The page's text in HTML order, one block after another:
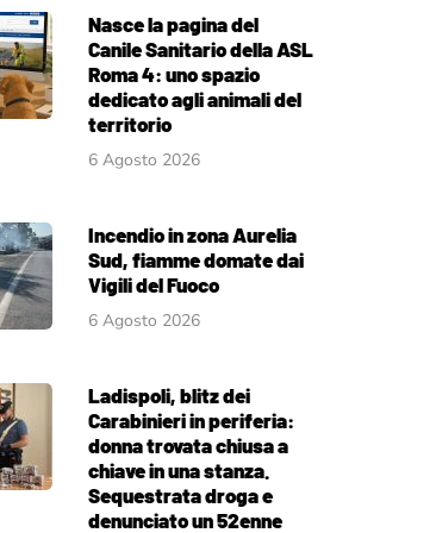
Nasce la pagina del
Canile Sanitario della ASL
Roma 4: uno spazio
dedicato agli animali del
territorio
6 Agosto 2026
Incendio in zona Aurelia
Sud, fiamme domate dai
Vigili del Fuoco
6 Agosto 2026
Ladispoli, blitz dei
Carabinieri in periferia:
donna trovata chiusa a
chiave in una stanza.
Sequestrata droga e
denunciato un 52enne